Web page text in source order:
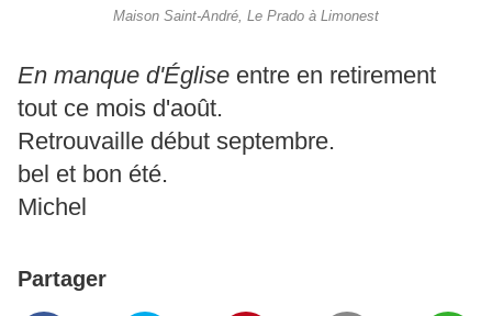
Maison Saint-André, Le Prado à Limonest
En manque d'Église entre en retirement
tout ce mois d'août.
Retrouvaille début septembre.
bel et bon été.
Michel
Partager